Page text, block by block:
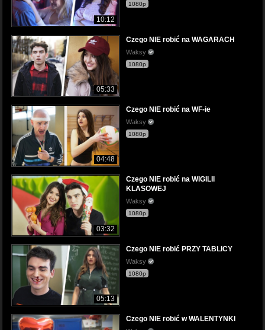
10:12
1080p
05:33
Czego NIE robić na WAGARACH
Waksy
1080p
04:48
Czego NIE robić na WF-ie
Waksy
1080p
03:32
Czego NIE robić na WIGILII
KLASOWEJ
Waksy
1080p
05:13
Czego NIE robić PRZY TABLICY
Waksy
1080p
Czego NIE robić w WALENTYNKI